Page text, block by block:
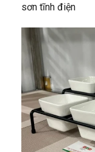
sơn tĩnh điện